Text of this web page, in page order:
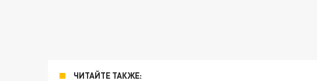
ЧИТАЙТЕ ТАКЖЕ: